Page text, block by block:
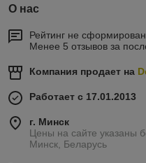
О нас
Рейтинг не сформирован
Менее 5 отзывов за
Компания продает на
Работает с 17.01.2013
г. Минск
Цены на сайте указаны
Минск, Беларусь